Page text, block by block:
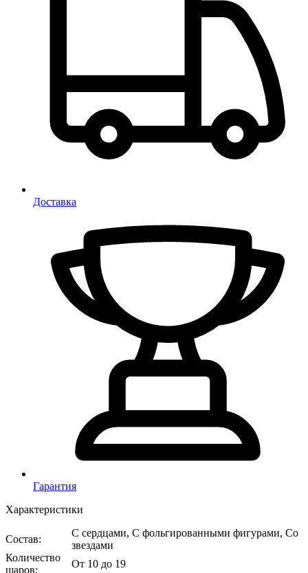
Доставка
Гарантия
Характеристики
Состав:
С сердцами, С фольгированными фигурами, Со
звездами
Количество
шаров:
От 10 до 19